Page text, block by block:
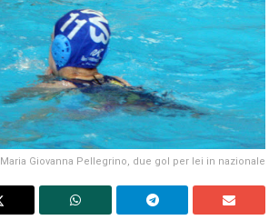
Maria Giovanna Pellegrino, due gol per lei in nazionale